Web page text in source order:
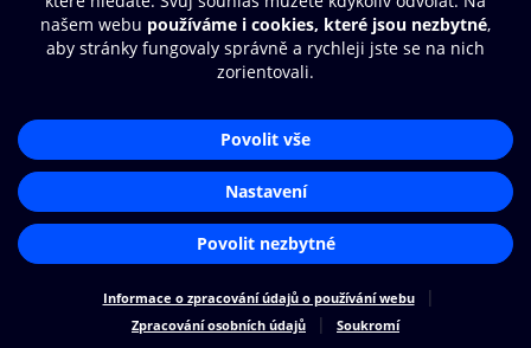
Nákupní řád
Přístupnost
Cookies
Nastavení cookies
Aplikace O2 Knihovna
Čti a poslouchej své e-knihy a
audioknihy rychleji a pohodlněji.